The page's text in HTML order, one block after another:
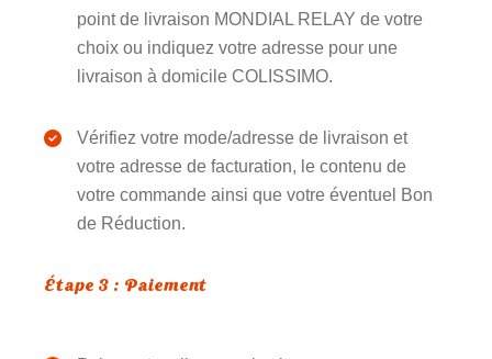
point de livraison MONDIAL RELAY de votre
choix ou indiquez votre adresse pour une
livraison à domicile COLISSIMO.
Vérifiez votre mode/adresse de livraison et
votre adresse de facturation, le contenu de
votre commande ainsi que votre éventuel Bon
de Réduction.
Étape 3 : Paiement